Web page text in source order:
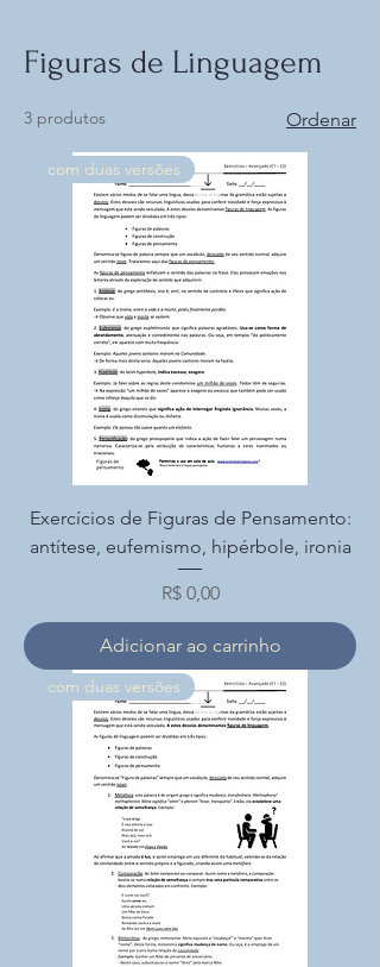
Figuras de Linguagem
3 produtos Ordenar
com duas versões
Exercícios de Figuras de Pensamento:
antítese, eufemismo, hipérbole, ironia
Preço
R$ 0,00
Adicionar ao carrinho
com duas versões